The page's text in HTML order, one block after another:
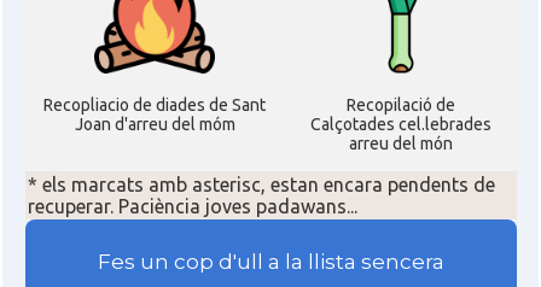
Units i Canadà (Washington)
Consolat general a Chicago
Consolat Consolat general a Houston
Recopliacio de diades de Sant
Joan d'arreu del móm
Recopilació de
Calçotades cel.lebrades
arreu del món
* els marcats amb asterisc, estan encara pendents de
recuperar. Paciència joves padawans...
Fes un cop d'ull a la llista sencera